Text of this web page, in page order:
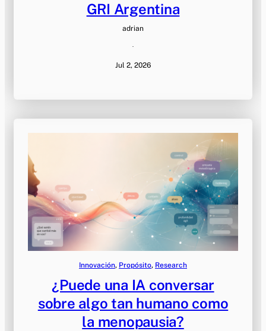
GRI Argentina
adrian
·
Jul 2, 2026
Innovación, Propósito, Research
¿Puede una IA conversar
sobre algo tan humano como
la menopausia?